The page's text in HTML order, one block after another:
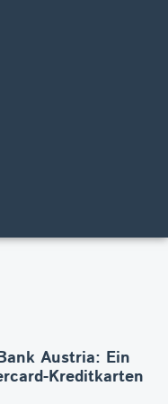
Austria: Ein
Kreditkarten